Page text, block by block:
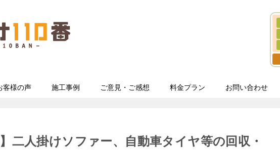
客様の声 施工事例 ご意見・ご感想 料金プラン お問い合わせ
二人掛けソファー、自動車タイヤ等の回収・